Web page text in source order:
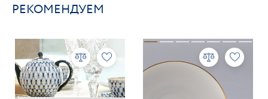
РЕКОМЕНДУЕМ